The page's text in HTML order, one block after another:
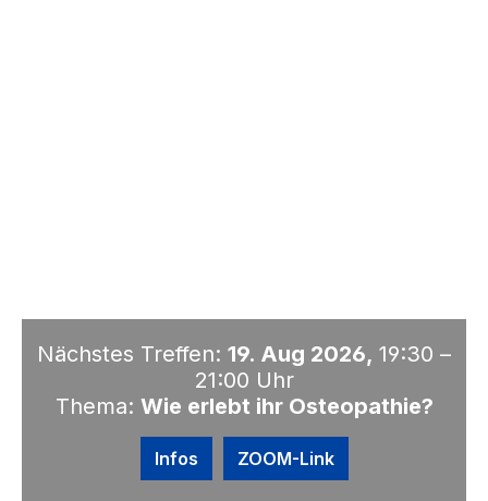
Nächstes Treffen: 19. Aug 2026, 19:30 –
21:00 Uhr
Thema: Wie erlebt ihr Osteopathie?
Infos ZOOM-Link